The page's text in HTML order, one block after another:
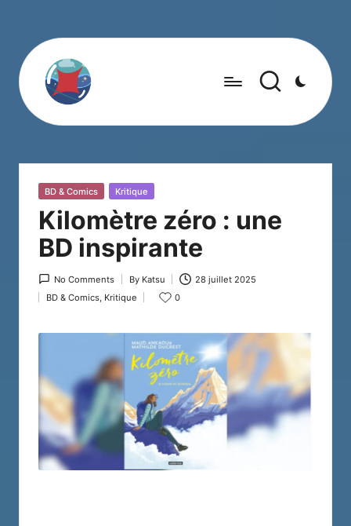
Posted
BD & Comics Kritique
Kilomètre zéro : une
BD inspirante
No Comments
Posted
by
By Katsu 28 juillet 2025
Posted
BD & Comics, Kritique 0